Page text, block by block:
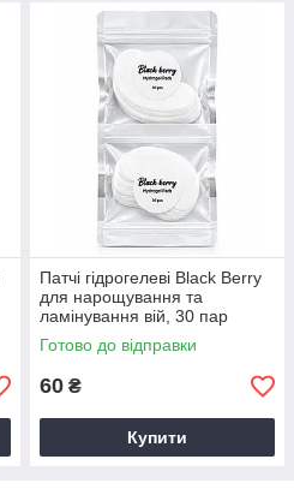
Патчі гідрогелеві Black Berry
для нарощування та
ламінування вій, 30 пар
Готово до відправки
60 ₴
Купити